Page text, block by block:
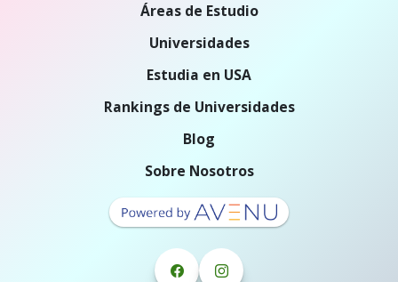
Áreas de Estudio
Universidades
Estudia en USA
Rankings de Universidades
Blog
Sobre Nosotros